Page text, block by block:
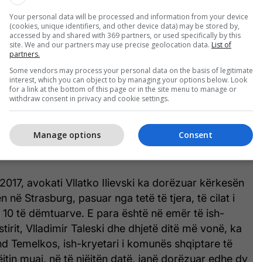
dhënë në kundërshtim me legjislacionin
zgjedhje e pasigurisë juridike dhe shkak i
të madhe te qytetarët. Nga ana tjetër,
një lloj rivendosjeje e ekuilibrit të prishur juridik.
të mbrojë dhe përfaqësojë këtë qëndrim
dhe përmes argumenteve të saj t’i japë
për t’i vlerësuar ato, duke dërguar një mesazh
qeveri nuk është e gatshme të shpallë kulmin e
ish-ministri i Drejtësisë Bojan Mariçiq.
avokati Vllatko Ilievski ka dorëzuar kërkesën
në Strasburg, pasuar nga tetë të tjera, të cilat i
të dëmtuarve. E para është në emër të ish-
Vlladimir Taleski dhe dhjetë ditë më vonë, ka
Temelkos, ish-kryetari i komunës shqiptare të
muaj, në të njëjtën datë, janë dorëzuar edhe dy
Your personal data will be processed and information from your device
(cookies, unique identifiers, and other device data) may be stored by,
accessed by and shared with 369 partners, or used specifically by this
site. We and our partners may use precise geolocation data. List of
partners.
Some vendors may process your personal data on the basis of legitimate
interest, which you can object to by managing your options below. Look
for a link at the bottom of this page or in the site menu to manage or
withdraw consent in privacy and cookie settings.
Consent
Manage options